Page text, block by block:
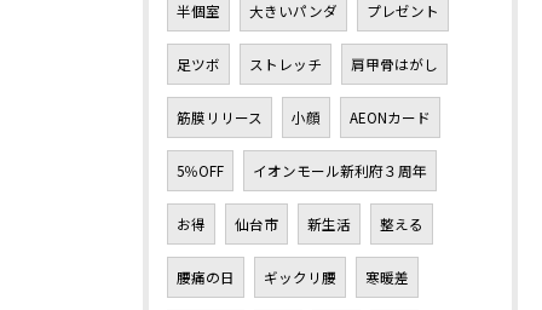
半個室 大きいパンダ プレゼント
足ツボ ストレッチ 肩甲骨はがし
筋膜リリース 小顔 AEONカード
5％OFF イオンモール新利府３周年
お得 仙台市 新生活 整える
腰痛の日 ギックリ腰 寒暖差